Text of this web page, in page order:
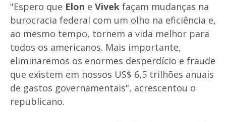
"Espero que Elon e Vivek façam mudanças na
burocracia federal com um olho na eficiência e,
ao mesmo tempo, tornem a vida melhor para
todos os americanos. Mais importante,
eliminaremos os enormes desperdício e fraude
que existem em nossos US$ 6,5 trilhões anuais
de gastos governamentais", acrescentou o
republicano.